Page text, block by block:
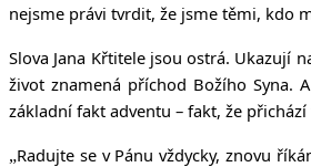
nejsme právi tvrdit, že jsme těmi, kdo
Slova Jana Křtitele jsou ostrá. Ukazují
život znamená příchod Božího
základní fakt adventu – fakt, že
„Radujte se v Pánu vždycky, znovu